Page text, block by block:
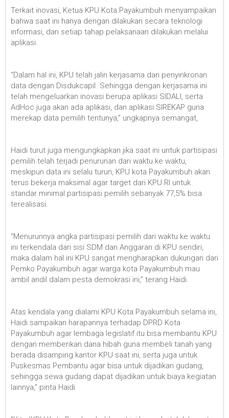
Terkait inovasi, Ketua KPU Kota Payakumbuh menyampaikan
bahwa saat ini hanya dengan dilakukan secara teknologi
informasi, dan setiap tahap pelaksanaan dilakukan melalui
aplikasi.
“Dalam hal ini, KPU telah jalin kerjasama dan penyinkronan
data dengan Disdukcapil. Sehingga dengan kerjasama ini
telah mengeluarkan inovasi berupa aplikasi SIDALI, serta
AdHoc juga akan ada aplikasi, dan aplikasi SIREKAP guna
merekap data pemilih tentunya,” ungkapnya semangat,
Haidi turut juga mengungkapkan jika saat ini untuk partisipasi
pemilih telah terjadi penurunan dari waktu ke waktu,
meskipun data ini selalu turun, KPU kota Payakumbuh akan
terus bekerja maksimal agar target dari KPU RI untuk
standar minimal partisipasi pemilih sebanyak 77,5% bisa
terealisasi.
“Menurunnya angka partisipasi pemilih dari waktu ke waktu
ini terkendala dari sisi SDM dan Anggaran di KPU sendiri,
maka dalam hal ini KPU sangat mengharapkan dukungan dari
Pemko Payakumbuh agar warga kota Payakumbuh mau
ambil andil dalam pesta demokrasi ini,” terang Haidi.
Atas kendala yang dialami KPU Kota Payakumbuh selama ini,
Haidi sampaikan harapannya terhadap DPRD Kota
Payakumbuh agar lembaga legislatif itu bisa membantu KPU
dengan memberikan dana hibah guna membeli tanah yang
berada disamping kantor KPU saat ini, serta juga untuk
Puskesmas Pembantu agar bisa untuk dijadikan gudang,
sehingga sewa gudang dapat dijadikan untuk biaya kegiatan
lainnya,” pinta Haidi